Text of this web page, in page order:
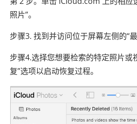
照片”。
步骤3. 找到并访问位于屏幕左侧的“最
步骤4.选择您想要检索的特定照片或
复”选项以启动恢复过程。